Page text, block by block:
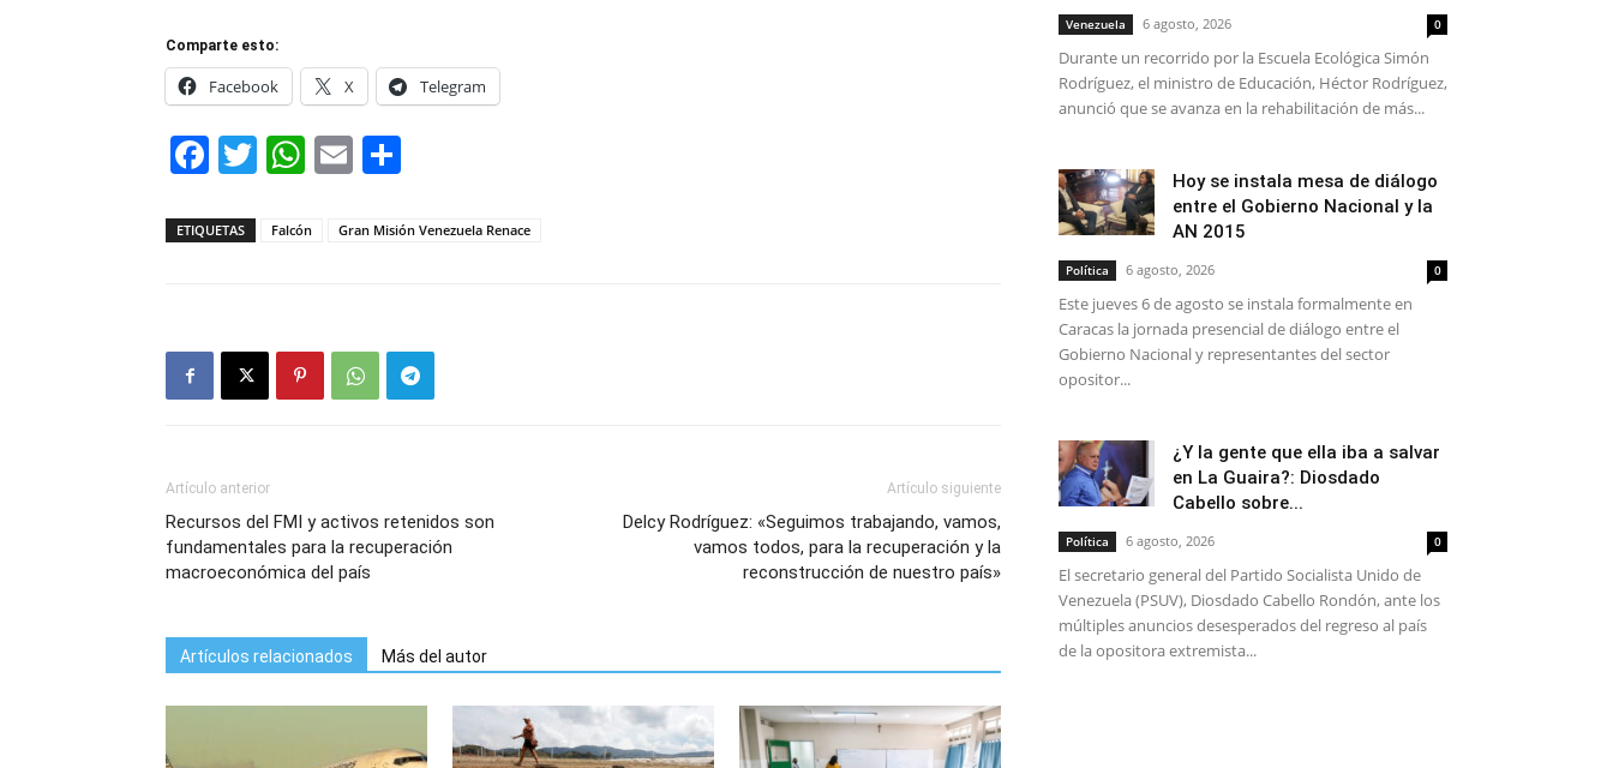
Comparte esto:
Facebook X Telegram
Facebook
Twitter
WhatsApp
Email
ETIQUETAS Falcón Gran Misión Venezuela Renace
Artículo anterior
Recursos del FMI y activos retenidos son
fundamentales para la recuperación
macroeconómica del país
Artículo siguiente
Delcy Rodríguez: «Seguimos trabajando, vamos,
vamos todos, para la recuperación y la
reconstrucción de nuestro país»
Artículos relacionados Más del autor
Venezuela 6 agosto, 2026 0
Durante un recorrido por la Escuela Ecológica Simón
Rodríguez, el ministro de Educación, Héctor Rodríguez,
anunció que se avanza en la rehabilitación de más...
Hoy se instala mesa de diálogo
entre el Gobierno Nacional y la
AN 2015
Política 6 agosto, 2026 0
Este jueves 6 de agosto se instala formalmente en
Caracas la jornada presencial de diálogo entre el
Gobierno Nacional y representantes del sector
opositor...
¿Y la gente que ella iba a salvar
en La Guaira?: Diosdado
Cabello sobre...
Política 6 agosto, 2026 0
El secretario general del Partido Socialista Unido de
Venezuela (PSUV), Diosdado Cabello Rondón, ante los
múltiples anuncios desesperados del regreso al país
de la opositora extremista...